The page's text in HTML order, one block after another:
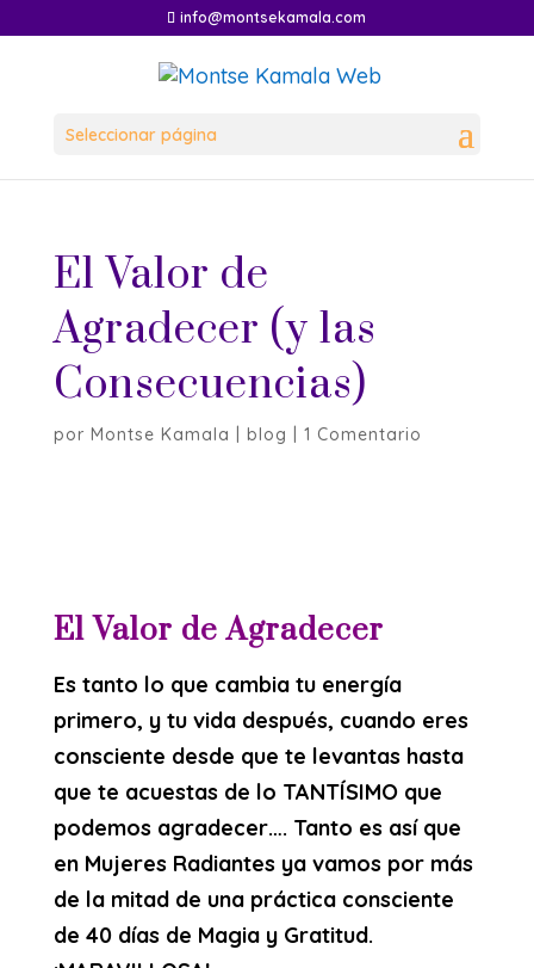
info@montsekamala.com
Seleccionar página
El Valor de
Agradecer (y las
Consecuencias)
por Montse Kamala blog 1 Comentario
El Valor de Agradecer
Es tanto lo que cambia tu energía
primero, y tu vida después, cuando eres
consciente desde que te levantas hasta
que te acuestas de lo TANTÍSIMO que
podemos agradecer…. Tanto es así que
en Mujeres Radiantes ya vamos por más
de la mitad de una práctica consciente
de 40 días de Magia y Gratitud.